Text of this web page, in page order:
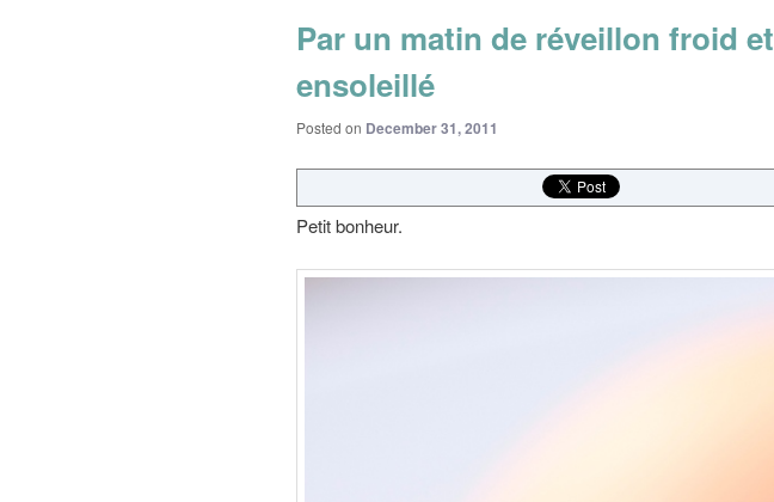
Par un matin de réveillon froid et
ensoleillé
Posted on December 31, 2011
Petit bonheur.